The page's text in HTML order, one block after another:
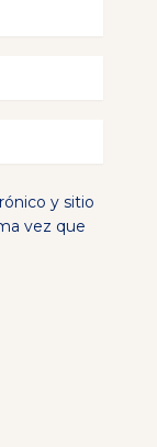
y sitio
vez que